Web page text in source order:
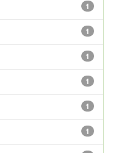
1
1
1
1
1
1